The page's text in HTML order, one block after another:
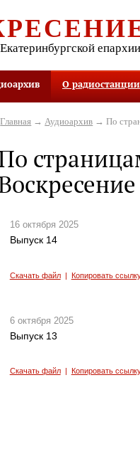
епархии
О радиостанции
Главная → Аудиоархив → По
16 октября 2025
Выпуск 14
Скачать файл| Копировать
6 октября 2025
Выпуск 13
Скачать файл| Копировать